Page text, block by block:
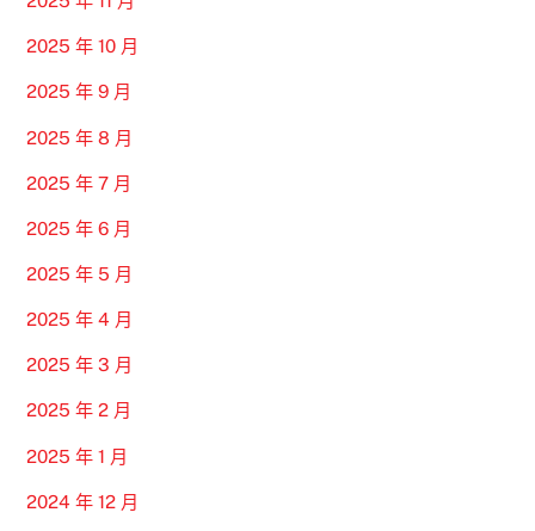
2025 年 10 月
2025 年 9 月
2025 年 8 月
2025 年 7 月
2025 年 6 月
2025 年 5 月
2025 年 4 月
2025 年 3 月
2025 年 2 月
2025 年 1 月
2024 年 12 月